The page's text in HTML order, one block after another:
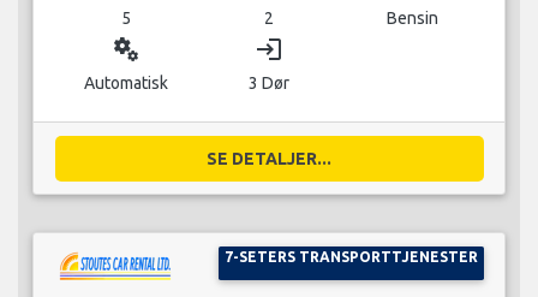
5 2 Bensin
miscellaneous_services
Automatisk
login
3 Dør
SE DETALJER...
7-SETERS TRANSPORTTJENESTER